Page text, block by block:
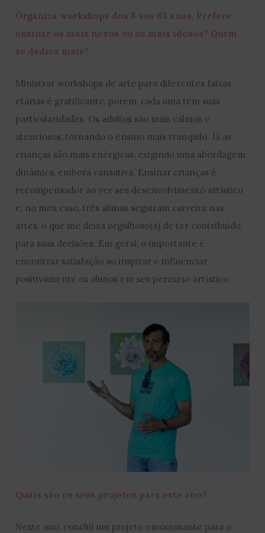
Organiza workshops dos 8 aos 83 anos. Prefere
ensinar os mais novos ou os mais idosos? Quem
se dedica mais?
Ministrar workshops de arte para diferentes faixas
etárias é gratificante, porém, cada uma tem suas
particularidades. Os adultos são mais calmos e
atenciosos, tornando o ensino mais tranquilo. Já as
crianças são mais enérgicas, exigindo uma abordagem
dinâmica, embora cansativa. Ensinar crianças é
recompensador ao ver seu desenvolvimento artístico
e, no meu caso, três alunas seguiram carreira nas
artes, o que me deixa orgulhoso(a) de ter contribuído
para suas decisões. Em geral, o importante é
encontrar satisfação ao inspirar e influenciar
positivamente os alunos em seu percurso artístico.
Quais são os seus projetos para este ano?
Neste ano, concluí um projeto emocionante para o